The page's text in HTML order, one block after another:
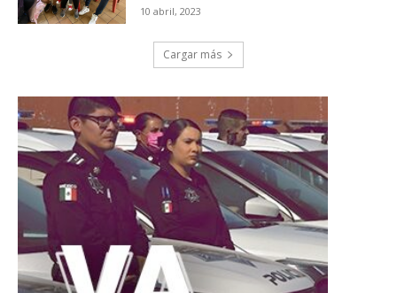
10 abril, 2023
Cargar más